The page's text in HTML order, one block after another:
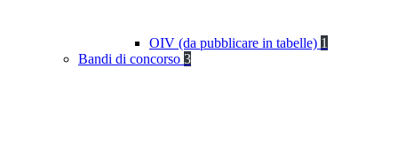
OIV (da pubblicare in tabelle) 1
Bandi di concorso 3